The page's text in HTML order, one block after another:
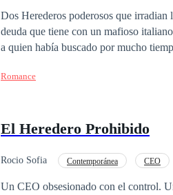
Dos Herederos poderosos que irradian lascivia para una niña
deuda que tiene con un mafioso
a quien había buscado por mucho tiempo. Ahora, no solo tendrá que luchar contra un compromiso
aparece frente a la puerta de la mansión Lewis. —¿Crees que puedes provocarme sin
Romance
El Heredero Prohibido
Rocio Sofia Contemporánea CEO
Un CEO obsesionado con el control.